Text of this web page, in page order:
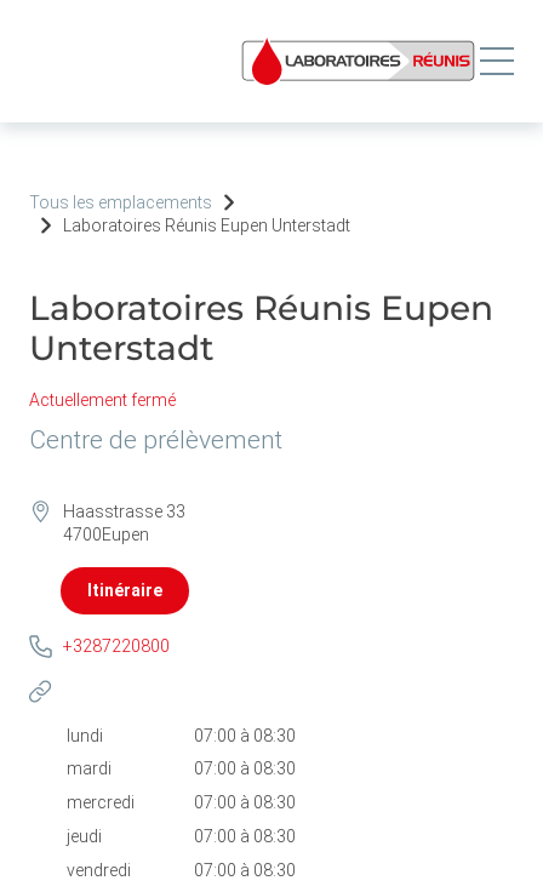
Tous les emplacements
Laboratoires Réunis Eupen Unterstadt
Laboratoires Réunis Eupen
Unterstadt
Actuellement fermé
Centre de prélèvement
Haasstrasse 33
4700Eupen
Itinéraire
+3287220800
lundi 07:00 à 08:30
mardi
07:00 à 08:30
mercredi
07:00 à 08:30
jeudi
07:00 à 08:30
vendredi
07:00 à 08:30